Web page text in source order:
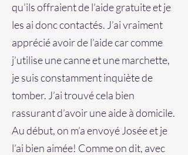
qu’ils offraient de l’aide gratuite et je
les ai donc contactés. J’ai vraiment
apprécié avoir de l’aide car comme
j’utilise une canne et une marchette,
je suis constamment inquiète de
tomber. J’ai trouvé cela bien
rassurant d’avoir une aide à domicile.
Au début, on m’a envoyé Josée et je
l’ai bien aimée! Comme on dit, avec